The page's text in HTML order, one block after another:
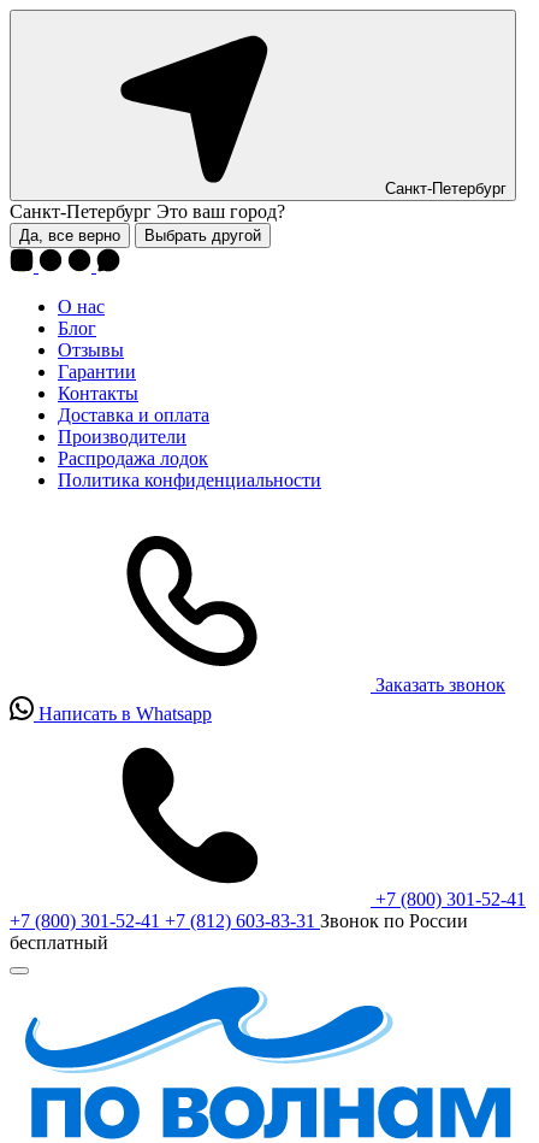
Санкт-Петербург
Санкт-Петербург Это ваш город?
Да, все верно Выбрать другой
О нас
Блог
Отзывы
Гарантии
Контакты
Доставка и оплата
Производители
Распродажа лодок
Политика конфиденциальности
Заказать звонок
Написать в Whatsapp
+7 (800) 301-52-41
+7 (800) 301-52-41 +7 (812) 603-83-31 Звонок по России
бесплатный